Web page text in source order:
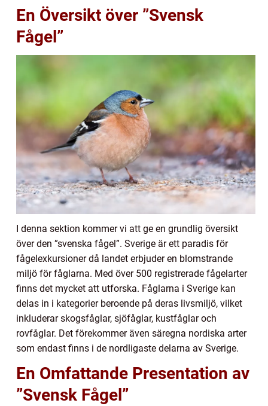
En Översikt över ”Svensk
Fågel”
I denna sektion kommer vi att ge en grundlig översikt
över den ”svenska fågel”. Sverige är ett paradis för
fågelexkursioner då landet erbjuder en blomstrande
miljö för fåglarna. Med över 500 registrerade fågelarter
finns det mycket att utforska. Fåglarna i Sverige kan
delas in i kategorier beroende på deras livsmiljö, vilket
inkluderar skogsfåglar, sjöfåglar, kustfåglar och
rovfåglar. Det förekommer även säregna nordiska arter
som endast finns i de nordligaste delarna av Sverige.
En Omfattande Presentation av
”Svensk Fågel”